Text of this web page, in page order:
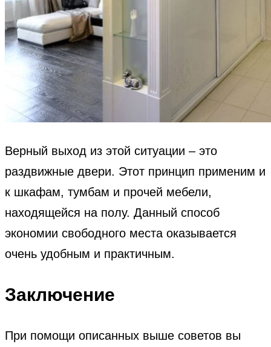
Верный выход из этой ситуации – это
раздвижные двери. Этот принцип применим и
к шкафам, тумбам и прочей мебели,
находящейся на полу. Данный способ
экономии свободного места оказывается
очень удобным и практичным.
Заключение
При помощи описанных выше советов вы